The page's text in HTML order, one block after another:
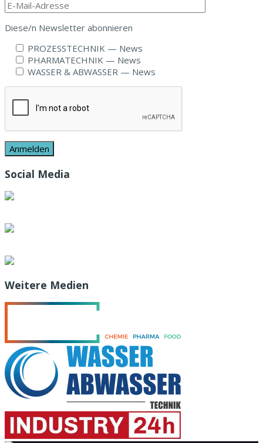
Diese/n Newslet­ter abonnieren
PROZESSTECHNIK — News
PHARMATECHNIK — News
WASSER & ABWASSER — News
Social Media
Weitere Medien